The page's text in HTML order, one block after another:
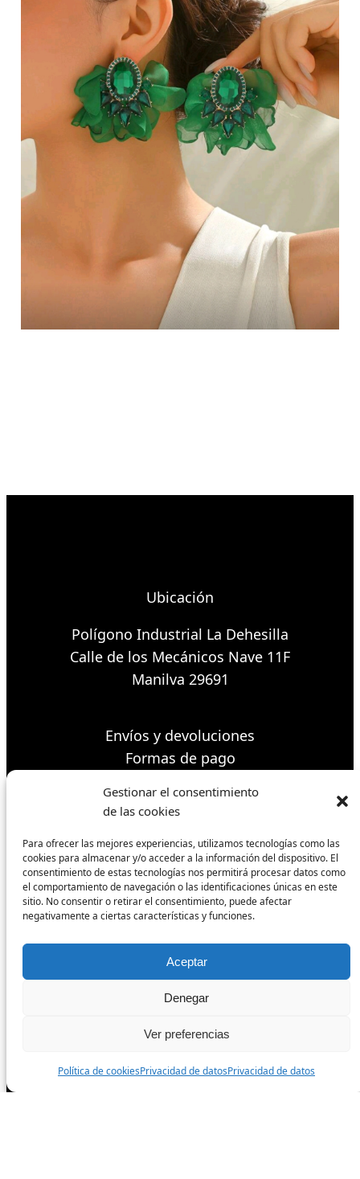
Gestionar el consentimiento
de las cookies
Para ofrecer las mejores experiencias, utilizamos tecnologías como las
cookies para almacenar y/o acceder a la información del dispositivo. El
consentimiento de estas tecnologías nos permitirá procesar datos como
el comportamiento de navegación o las identificaciones únicas en este
sitio. No consentir o retirar el consentimiento, puede afectar
negativamente a ciertas características y funciones.
Aceptar
Denegar
Ver preferencias
Política de cookiesPrivacidad de datosPrivacidad de datos
Ubicación
Polígono Industrial La Dehesilla
Calle de los Mecánicos Nave 11F
Manilva 29691
Envíos y devoluciones
Formas de pago
Condiciones de venta
Síguenos
Facebook
Instagram
Todos los derechos reservados.